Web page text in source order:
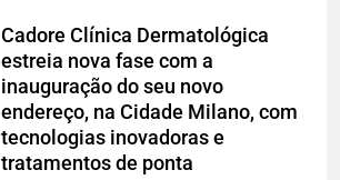
Cadore Clínica Dermatológica
estreia nova fase com a
inauguração do seu novo
endereço, na Cidade Milano, com
tecnologias inovadoras e
tratamentos de ponta